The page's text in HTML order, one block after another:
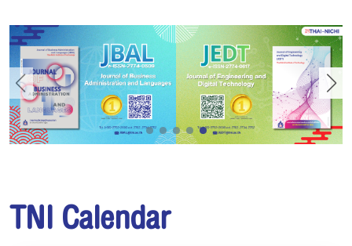
TNI Calendar